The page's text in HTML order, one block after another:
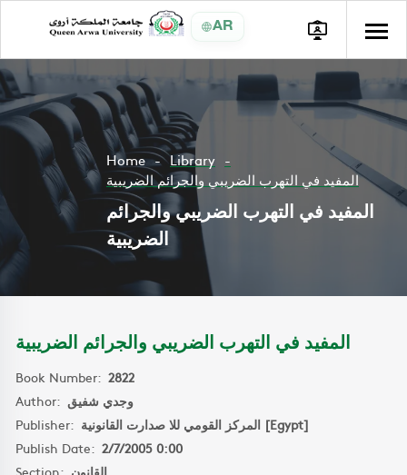
AR
Home
Library
المفيد في التهرب الضريبي والجرائم الضريبية
المفيد في التهرب الضريبي والجرائم
الضريبية
المفيد في التهرب الضريبي والجرائم الضريبية
Book Number: 2822
Author: وجدي شفيق
Publisher:
المركز القومي للا صدارت القانونية [Egypt]
Publish Date: 2/7/2005 0:00
Section: القانون